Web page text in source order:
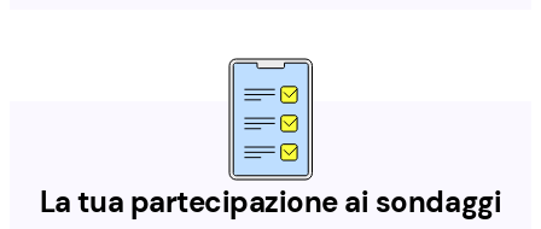
La tua partecipazione ai sondaggi